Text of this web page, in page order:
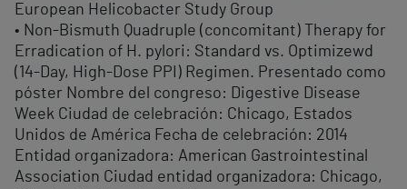
European Helicobacter Study Group
• Non-Bismuth Quadruple (concomitant) Therapy for
Erradication of H. pylori: Standard vs. Optimizewd
(14-Day, High-Dose PPI) Regimen. Presentado como
póster Nombre del congreso: Digestive Disease
Week Ciudad de celebración: Chicago, Estados
Unidos de América Fecha de celebración: 2014
Entidad organizadora: American Gastrointestinal
Association Ciudad entidad organizadora: Chicago,